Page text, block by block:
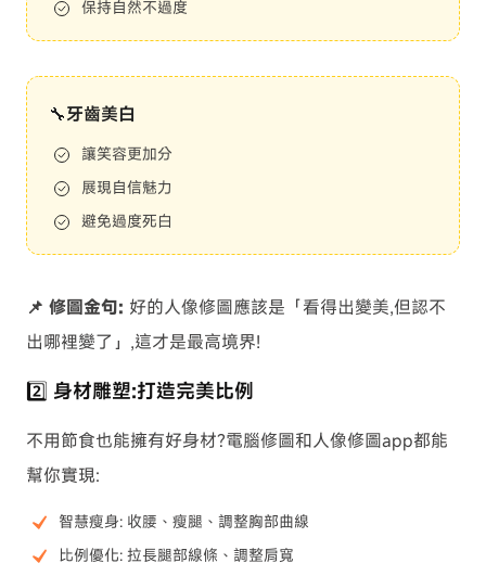
保持自然不過度
🔧牙齒美白
讓笑容更加分
展現自信魅力
避免過度死白
📌 修圖金句: 好的人像修圖應該是「看得出變美,但認不
出哪裡變了」,這才是最高境界!
2️⃣ 身材雕塑:打造完美比例
不用節食也能擁有好身材?電腦修圖和人像修圖app都能
幫你實現:
智慧瘦身: 收腰、瘦腿、調整胸部曲線
比例優化: 拉長腿部線條、調整肩寬